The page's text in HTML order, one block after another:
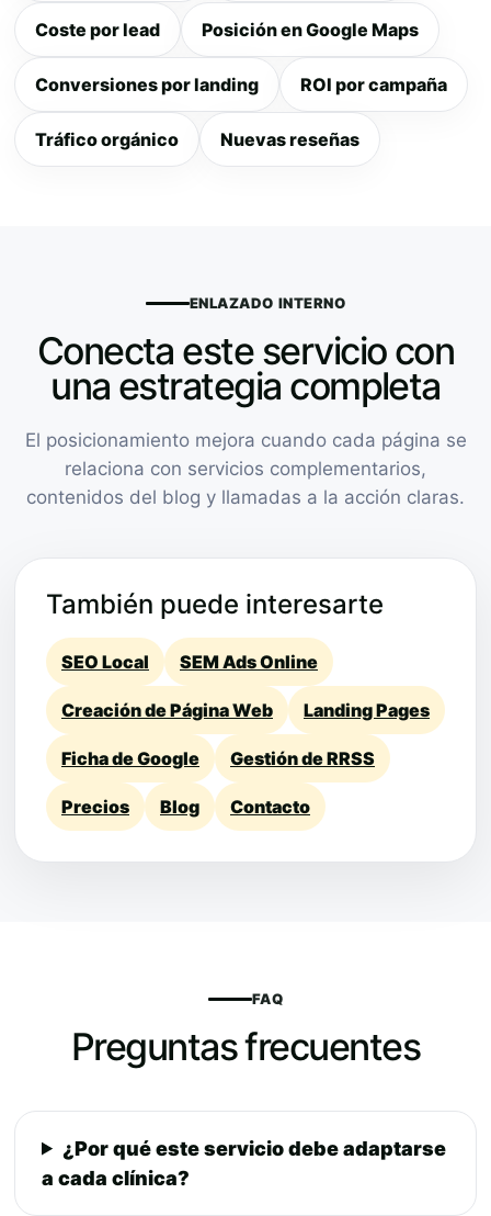
Coste por lead Posición en Google Maps
Conversiones por landing ROI por campaña
Tráfico orgánico Nuevas reseñas
ENLAZADO INTERNO
Conecta este servicio con
una estrategia completa
El posicionamiento mejora cuando cada página se
relaciona con servicios complementarios,
contenidos del blog y llamadas a la acción claras.
También puede interesarte
SEO Local SEM Ads Online
Creación de Página Web Landing Pages
Ficha de Google Gestión de RRSS
Precios Blog Contacto
FAQ
Preguntas frecuentes
¿Por qué este servicio debe adaptarse
a cada clínica?